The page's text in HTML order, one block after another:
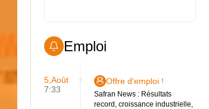
Emploi
5,Août
7:33
Offre d'emploi !
Safran News : Résultats
record, croissance industrielle,